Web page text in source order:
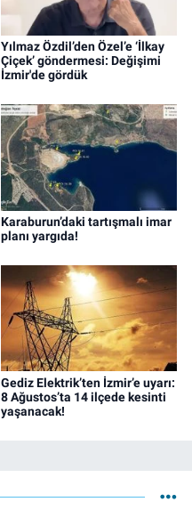
Yılmaz Özdil’den Özel’e ‘İlkay
Çiçek’ göndermesi: Değişimi
İzmir'de gördük
Karaburun’daki tartışmalı imar
planı yargıda!
Gediz Elektrik’ten İzmir’e uyarı:
8 Ağustos’ta 14 ilçede kesinti
yaşanacak!